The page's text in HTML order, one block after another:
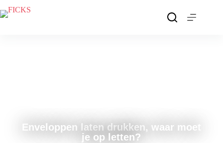
Enveloppen laten drukken, waar moet
je op letten?